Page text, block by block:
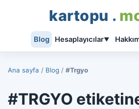
kartopu .
Blog Hesaplayıcılar▼
Ana sayfa / Blog / #Trgyo
#TRGYO